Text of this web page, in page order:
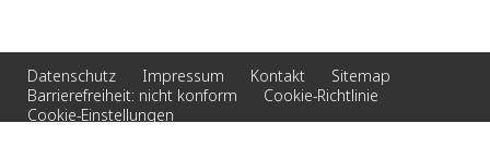
Datenschutz Impressum Kontakt
Sitemap
Barrierefreiheit: nicht konform
Cookie-Richtlinie
Cookie-Einstellungen